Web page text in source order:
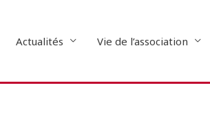
Actualités Vie de l’association